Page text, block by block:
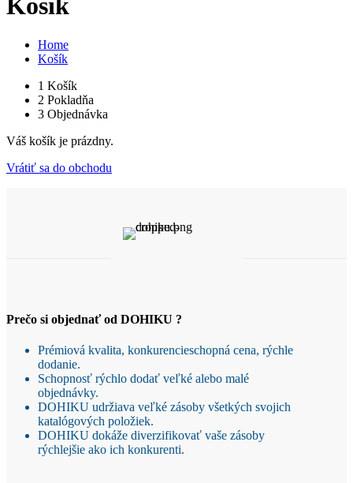
Košík
Home
Košík
1 Košík
2 Pokladňa
3 Objednávka
Váš košík je prázdny.
Vrátiť sa do obchodu
Prečo si objednať od DOHIKU ?
Prémiová kvalita, konkurencieschopná cena, rýchle
dodanie.
Schopnosť rýchlo dodať veľké alebo malé
objednávky.
DOHIKU udržiava veľké zásoby všetkých svojich
katalógových položiek.
DOHIKU dokáže diverzifikovať vaše zásoby
rýchlejšie ako ich konkurenti.